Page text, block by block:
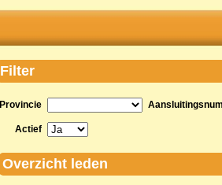
Filter
Provincie
Actief
Overzicht leden